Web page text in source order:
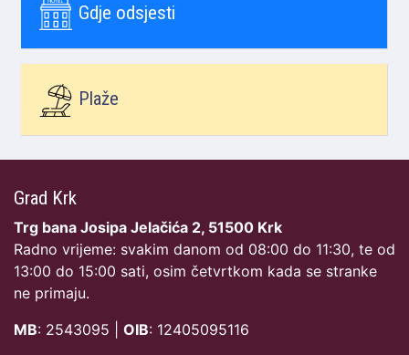
Gdje odsjesti
Plaže
Grad Krk
Trg bana Josipa Jelačića 2, 51500 Krk
Radno vrijeme: svakim danom od 08:00 do 11:30, te od
13:00 do 15:00 sati, osim četvrtkom kada se stranke
ne primaju.
MB: 2543095 | OIB: 12405095116